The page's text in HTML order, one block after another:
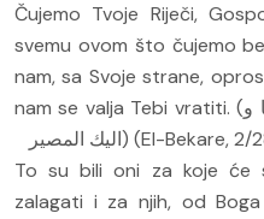
Čujemo Tvoje Riječi,
svemu ovom što čujemo
nam, sa Svoje strane,
nam se valja Tebi vratiti. (و
اليك المصير ) (El-Bekare, 2/
To su bili oni za koje će
zalagati i za njih, od